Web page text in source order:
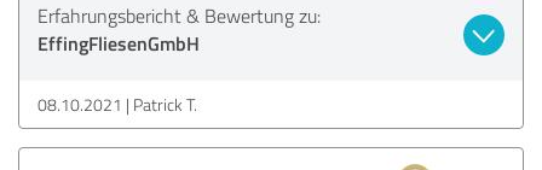
Erfahrungsbericht & Bewertung zu:
EffingFliesenGmbH
08.10.2021 Patrick T.